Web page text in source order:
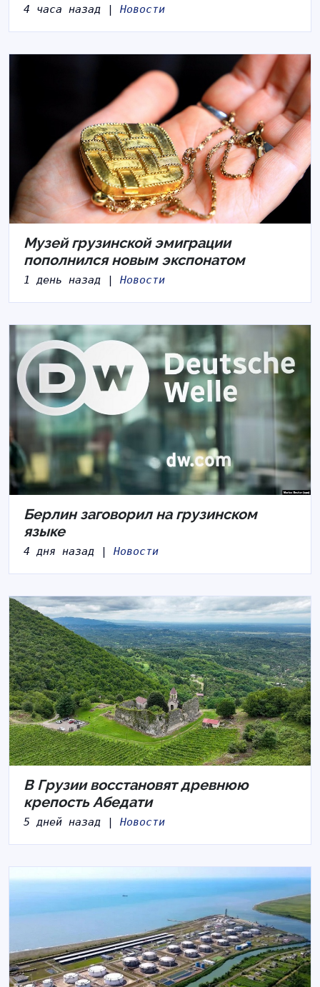
4 часа назад | Новости
Музей грузинской эмиграции
пополнился новым экспонатом
1 день назад | Новости
Берлин заговорил на грузинском
языке
4 дня назад | Новости
В Грузии восстановят древнюю
крепость Абедати
5 дней назад | Новости